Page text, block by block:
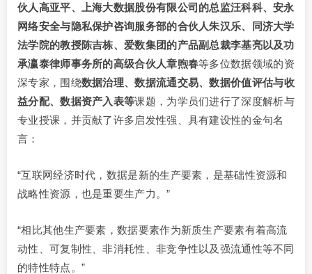
伙人高亚平、上海大数据股份有限公司的总监汪科科、安永
网络安全与隐私保护咨询服务部的合伙人朱汉乐、同济大学
法学院的教授陈吉栋、爱数集团的产品副总裁李基亮以及功
承瀛泰律师事务所的高级合伙人章煦春等多位数据领域的资
深专家，围绕数据治理、数据流通交易、数据价值评估与收
益分配、数据资产入表等课题，为学员们进行了深度解析与
专业授课，并贡献了许多启发性强、具有建设性的金句名
言：
“互联网经济时代，数据是新的生产要素，是基础性资源和
战略性资源，也是重要生产力。”
“相比其他生产要素，数据要素作为新质生产要素有着高流
动性、可复制性、非消耗性、非竞争性以及强流通性等不同
的特性特点。”